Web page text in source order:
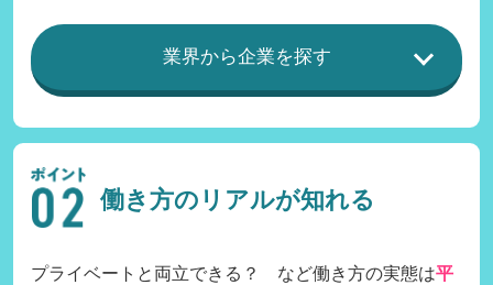
業界から企業を探す
働き方のリアルが知れる
プライベートと両立できる？ など働き方の実態は平